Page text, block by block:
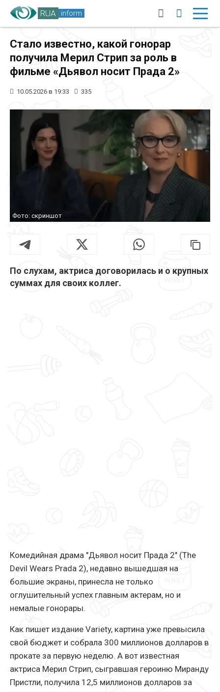
RUA inform
Стало известно, какой гонорар
получила Мерил Стрип за роль в
фильме «Дьявол носит Прада 2»
10.05.2026 в 19:33 335
Фото: скриншот
По слухам, актриса договорилась и о крупных
суммах для своих коллег.
Комедийная драма "Дьявол носит Прада 2" (The
Devil Wears Prada 2), недавно вышедшая на
большие экраны, принесла не только
оглушительный успех главным актерам, но и
немалые гонорары.
Как пишет издание Variety, картина уже превысила
свой бюджет и собрала 300 миллионов долларов в
прокате за первую неделю. А вот известная
актриса Мерил Стрип, сыгравшая героиню Миранду
Пристли, получила 12,5 миллионов долларов за